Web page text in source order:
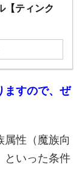
【ティンク
ますので、ぜ
性（魔族向
といった条件